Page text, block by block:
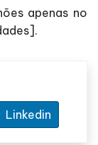
apenas no
Linkedin